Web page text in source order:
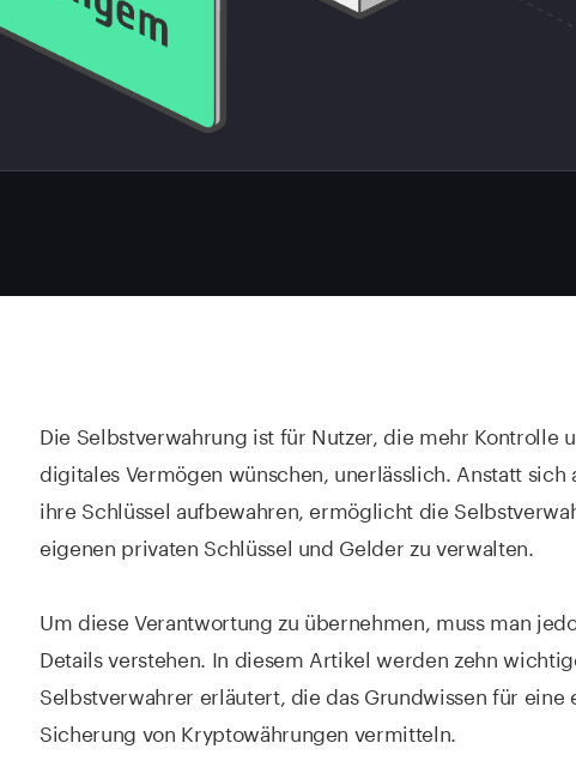
Die Selbstverwahrung ist für Nutzer, die mehr Kontrolle
digitales Vermögen wünschen, unerlässlich. Anstatt sich
ihre Schlüssel aufbewahren, ermöglicht die
eigenen privaten Schlüssel und Gelder zu verwalten.
Um diese Verantwortung zu übernehmen, muss man
Details verstehen. In diesem Artikel werden zehn
Selbstverwahrer erläutert, die das Grundwissen für eine
Sicherung von Kryptowährungen vermitteln.